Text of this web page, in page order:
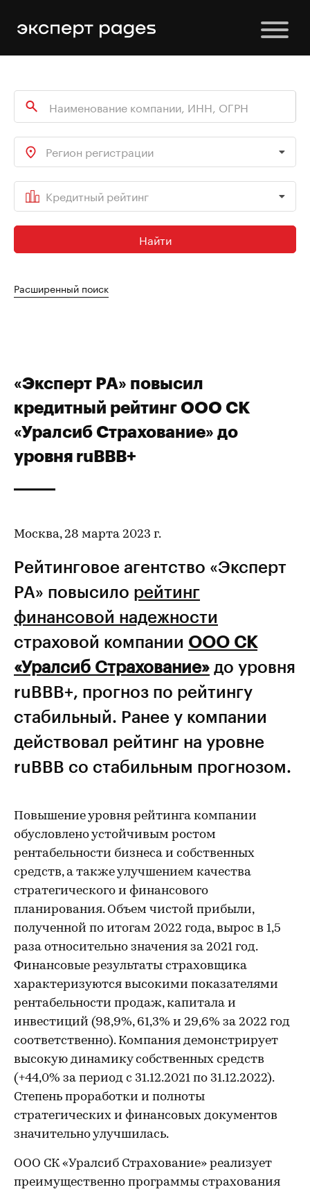
Регион регистрации
Кредитный рейтинг
Найти
Расширенный поиск
«Эксперт РА» повысил
кредитный рейтинг ООО СК
«Уралсиб Страхование» до
уровня ruBBB+
Москва, 28 марта 2023 г.
Рейтинговое агентство «Эксперт
РА» повысило рейтинг
финансовой надежности
страховой компании ООО СК
«Уралсиб Страхование» до уровня
ruBBB+, прогноз по рейтингу
стабильный. Ранее у компании
действовал рейтинг на уровне
ruBBB со стабильным прогнозом.
Повышение уровня рейтинга компании
обусловлено устойчивым ростом
рентабельности бизнеса и собственных
средств, а также улучшением качества
стратегического и финансового
планирования. Объем чистой прибыли,
полученной по итогам 2022 года, вырос в 1,5
раза относительно значения за 2021 год.
Финансовые результаты страховщика
характеризуются высокими показателями
рентабельности продаж, капитала и
инвестиций (98,9%, 61,3% и 29,6% за 2022 год
соответственно). Компания демонстрирует
высокую динамику собственных средств
(+44,0% за период с 31.12.2021 по 31.12.2022).
Степень проработки и полноты
стратегических и финансовых документов
значительно улучшилась.
ООО СК «Уралсиб Страхование» реализует
преимущественно программы страхования